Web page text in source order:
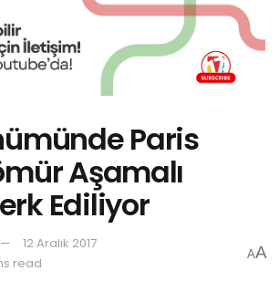
Paris
Aşamalı
Ediliyor
12 Aralık 2017
read
AA